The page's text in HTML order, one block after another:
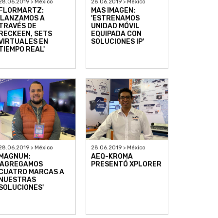
> México
A
DE
SETS
EN
REAL'
28.06.2019 > México
MAS IMAGEN:
'ESTRENAMOS
UNIDAD MÓVIL
EQUIPADA CON
SOLUCIONES IP'
> México
MARCAS A
28.06.2019 > México
AEQ-KROMA
PRESENTÓ XPLORER